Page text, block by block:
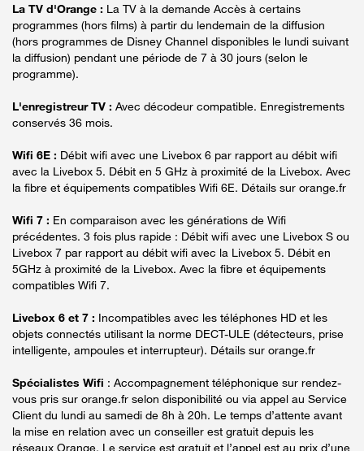
La TV d'Orange : La TV à la demande Accès à certains
programmes (hors films) à partir du lendemain de la diffusion
(hors programmes de Disney Channel disponibles le lundi suivant
la diffusion) pendant une période de 7 à 30 jours (selon le
programme).
L'enregistreur TV : Avec décodeur compatible. Enregistrements
conservés 36 mois.
Wifi 6E : Débit wifi avec une Livebox 6 par rapport au débit wifi
avec la Livebox 5. Débit en 5 GHz à proximité de la Livebox. Avec
la fibre et équipements compatibles Wifi 6E. Détails sur orange.fr
Wifi 7 : En comparaison avec les générations de Wifi
précédentes. 3 fois plus rapide : Débit wifi avec une Livebox S ou
Livebox 7 par rapport au débit wifi avec la Livebox 5. Débit en
5GHz à proximité de la Livebox. Avec la fibre et équipements
compatibles Wifi 7.
Livebox 6 et 7 : Incompatibles avec les téléphones HD et les
objets connectés utilisant la norme DECT-ULE (détecteurs, prise
intelligente, ampoules et interrupteur). Détails sur orange.fr
Spécialistes Wifi : Accompagnement téléphonique sur rendez-
vous pris sur orange.fr selon disponibilité ou via appel au Service
Client du lundi au samedi de 8h à 20h. Le temps d’attente avant
la mise en relation avec un conseiller est gratuit depuis les
réseaux Orange. Le service est gratuit et l’appel est au prix d’une